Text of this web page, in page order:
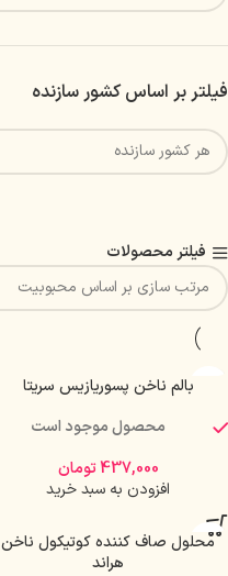
فیلتر بر اساس کشور سازنده
فیلتر محصولات
بالم ناخن پسوریازیس سریتا
محصول موجود است
437,000تومان
افزودن به سبد خرید
محلول صاف کننده کوتیکول ناخن
هراند